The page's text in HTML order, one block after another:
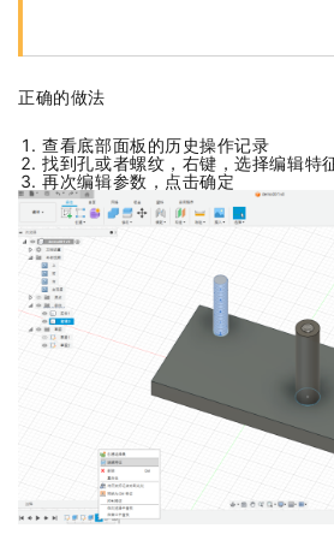
正确的做法
查看底部面板的历史操作记录
找到孔或者螺纹，右键，选择编辑特
再次编辑参数，点击确定